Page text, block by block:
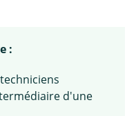
:
d'une